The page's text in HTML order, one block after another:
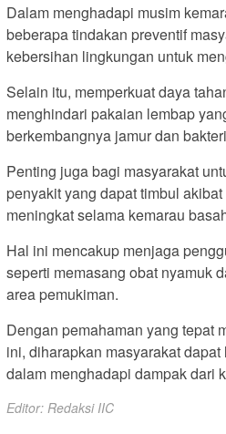
Dalam menghadapi musim
beberapa tindakan preventif
kebersihan lingkungan untuk
Selain itu, memperkuat daya
menghindari pakaian lembap
berkembangnya jamur dan
Penting juga bagi masyarakat
penyakit yang dapat timbul
meningkat selama kemarau
Hal ini mencakup menjaga
seperti memasang obat nyamuk
area pemukiman.
Dengan pemahaman yang tepat
ini, diharapkan masyarakat
dalam menghadapi dampak dari
Editor: Redaksi IIC